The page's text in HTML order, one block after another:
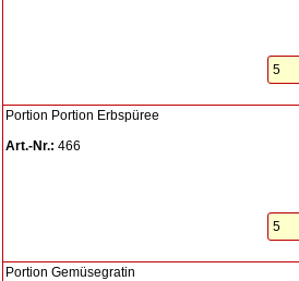
Portion Portion Erbspüree
Art.-Nr.: 466
Portion Gemüsegratin